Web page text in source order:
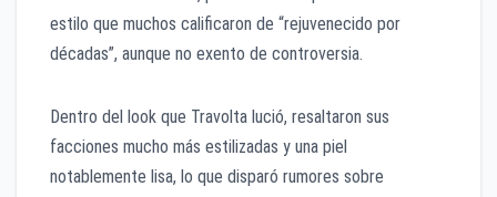
estilo que muchos calificaron de “rejuvenecido por
décadas”, aunque no exento de controversia.
Dentro del look que Travolta lució, resaltaron sus
facciones mucho más estilizadas y una piel
notablemente lisa, lo que disparó rumores sobre